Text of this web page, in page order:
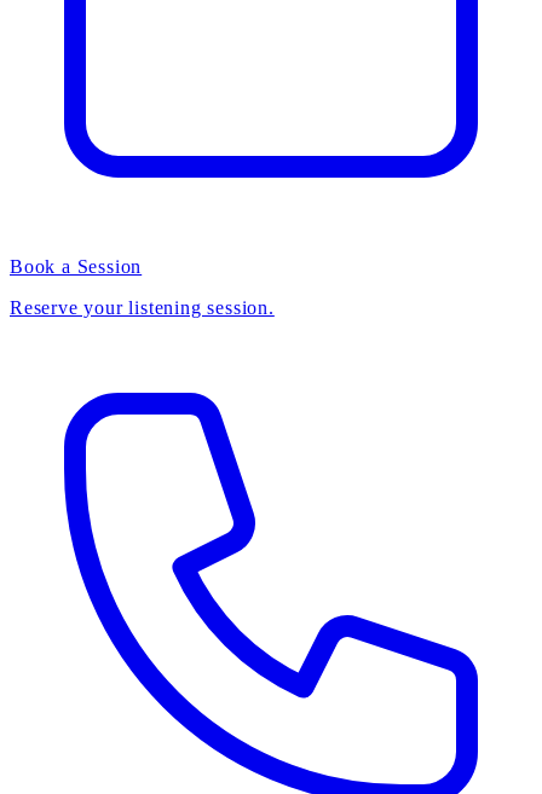
Book a Session
Reserve your listening session.